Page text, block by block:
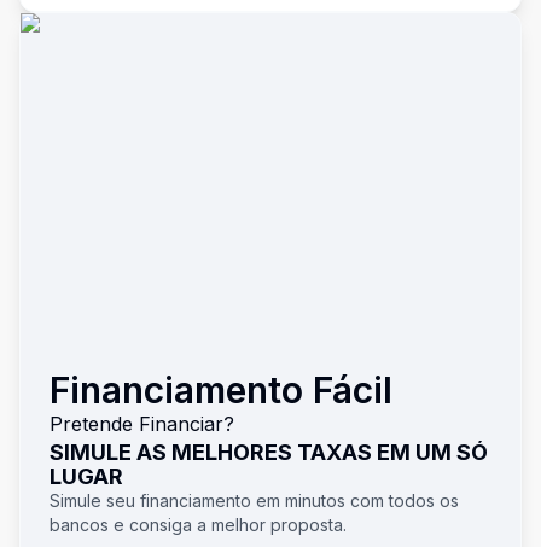
Financiamento Fácil
Pretende Financiar?
SIMULE AS MELHORES TAXAS EM UM SÓ
LUGAR
Simule seu financiamento em minutos com todos os
bancos e consiga a melhor proposta.